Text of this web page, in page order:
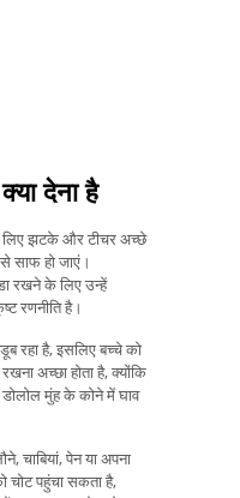
देना है
लिए झटके और टीचर अच्छे
साफ हो जाएं।
रखने के लिए उन्हें
रणनीति है।
रहा है, इसलिए बच्चे को
अच्छा होता है, क्योंकि
मुंह के कोने में घाव
चाबियां, पेन या अपना
चोट पहुंचा सकता है,